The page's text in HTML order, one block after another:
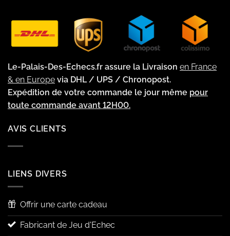
Le-Palais-Des-Echecs.fr assure la Livraison en France
& en Europe via DHL / UPS / Chronopost.
Expédition de votre commande le jour même pour
toute commande avant 12H00.
AVIS CLIENTS
LIENS DIVERS
Offrir une carte cadeau
Fabricant de Jeu d'Echec